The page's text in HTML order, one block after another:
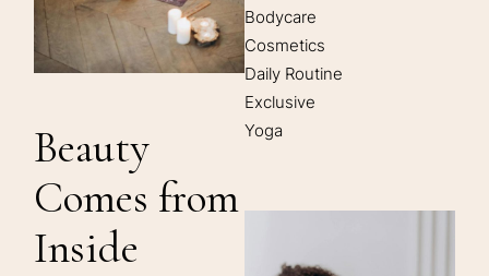
Beauty
Comes from
Inside
Bodycare
Cosmetics
Daily Routine
Exclusive
Yoga